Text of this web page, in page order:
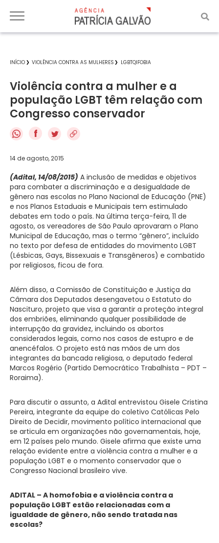
INÍCIO VIOLÊNCIA CONTRA AS MULHERES LGBTQIFOBIA
Violência contra a mulher e a
população LGBT têm relação com
Congresso conservador
f
14 de agosto, 2015
(Adital, 14/08/2015) A inclusão de medidas e objetivos
para combater a discriminação e a desigualdade de
gênero nas escolas no Plano Nacional de Educação (PNE)
e nos Planos Estaduais e Municipais tem estimulado
debates em todo o país. Na última terça-feira, 11 de
agosto, os vereadores de São Paulo aprovaram o Plano
Municipal de Educação, mas o termo “gênero”, incluído
no texto por defesa de entidades do movimento LGBT
(Lésbicas, Gays, Bissexuais e Transgêneros) e combatido
por religiosos, ficou de fora.
Além disso, a Comissão de Constituição e Justiça da
Câmara dos Deputados desengavetou o Estatuto do
Nascituro, projeto que visa a garantir a proteção integral
dos embriões, eliminando qualquer possibilidade de
interrupção da gravidez, incluindo os abortos
considerados legais, como nos casos de estupro e de
anencéfalos. O projeto está nas mãos de um dos
integrantes da bancada religiosa, o deputado federal
Marcos Rogério (Partido Democrático Trabalhista – PDT –
Roraima).
Para discutir o assunto, a Adital entrevistou Gisele Cristina
Pereira, integrante da equipe do coletivo Católicas Pelo
Direito de Decidir, movimento político internacional que
se articula em organizações não governamentais, hoje,
em 12 países pelo mundo. Gisele afirma que existe uma
relação evidente entre a violência contra a mulher e a
população LGBT e o momento conservador que o
Congresso Nacional brasileiro vive.
ADITAL – A homofobia e a violência contra a
população LGBT estão relacionadas com a
igualdade de gênero, não sendo tratada nas
escolas?